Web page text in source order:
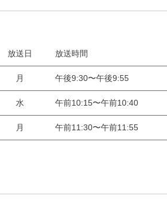
放送日 放送時間
月 午後9:30〜午後9:55
水 午前10:15〜午前10:40
月 午前11:30〜午前11:55